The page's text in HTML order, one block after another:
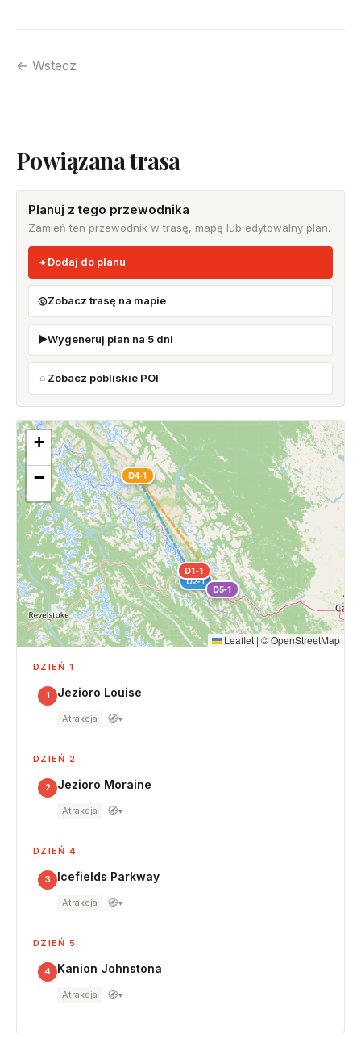
← Wstecz
Powiązana trasa
Planuj z tego przewodnika
Zamień ten przewodnik w trasę, mapę lub edytowalny plan.
Dodaj do planu
Zobacz trasę na mapie
Wygeneruj plan na 5 dni
Zobacz pobliskie POI
D1-1
D2-1
D4-1
D5-1
+
−
Leaflet | ©OpenStreetMap
DZIEŃ 1
1 Jezioro Louise
Atrakcja 🧭▾
DZIEŃ 2
2 Jezioro Moraine
Atrakcja 🧭▾
DZIEŃ 4
3 Icefields Parkway
Atrakcja 🧭▾
DZIEŃ 5
4 Kanion Johnstona
Atrakcja 🧭▾